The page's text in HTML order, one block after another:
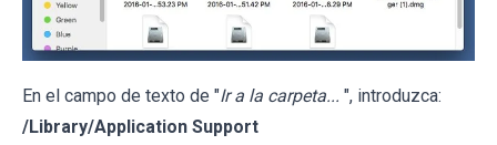
En el campo de texto de "Ir a la carpeta... ", introduzca:
/Library/Application Support